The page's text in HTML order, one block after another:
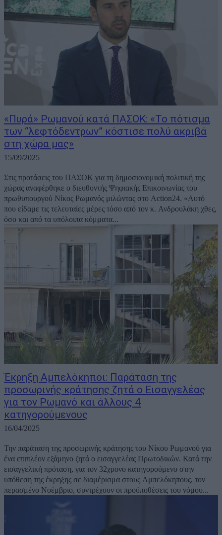
«Πυρά» Ρωμανού κατά ΠΑΣΟΚ: «Το πότισμα
των “λεφτόδεντρων” κόστισε πολύ ακριβά
στη χώρα μας»
15/09/2025
Στις προτάσεις του ΠΑΣΟΚ για τη δημοσιονομική πολιτική της
χώρας αναφέρθηκε ο διευθυντής Ψηφιακής Επικοινωνίας του
πρωθυπουργού Νίκος Ρωμανός μιλώντας στο Action24. «Αυτό
που είδαμε τις τελευταίες μέρες τόσο από τον κ. Ανδρουλάκη χθες,
όσο και από τα υπόλοιπα κόμματα...
Έκρηξη Αμπελόκηποι: Παράταση της
προσωρινής κράτησης ζητά ο Εισαγγελέας
για τον Ρωμανό και άλλους 4
κατηγορούμενους
16/04/2025
Την παράταση της προσωρινής κράτησης του Νίκου Ρωμανού για
ένα επιπλέον εξάμηνο ζητά ο εισαγγελέας Πρωτοδικών. Κατά την
εισαγγελική πρόταση, για τον 32χρονο κατηγορούμενο στην
υπόθεση της έκρηξης σε διαμέρισμα στους Αμπελόκηπους, τον
περασμένο Νοέμβριο, συντρέχουν οι προϋποθέσεις του νόμου...